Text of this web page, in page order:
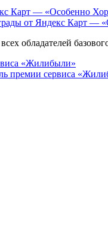
от Яндекс Карт —
обладателей
премии сервиса